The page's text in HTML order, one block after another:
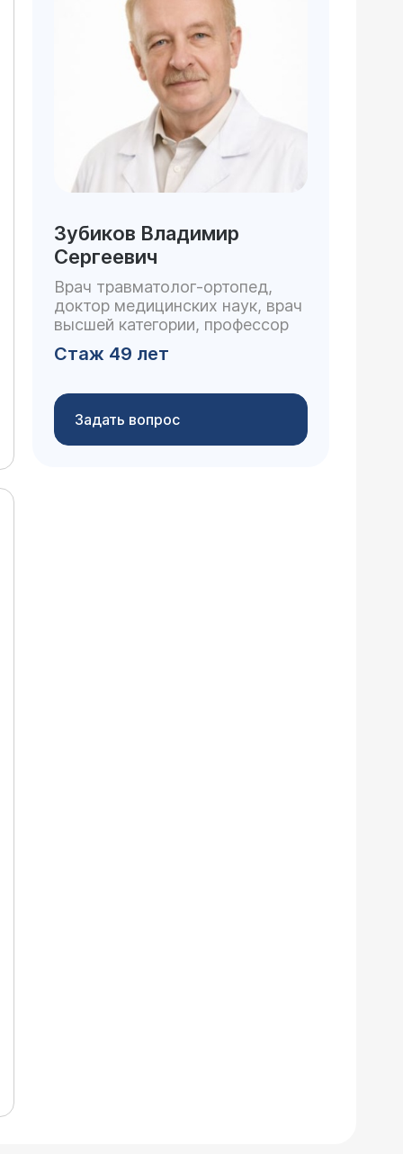
Зубиков Владимир
Сергеевич
Врач травматолог-ортопед,
доктор медицинских наук, врач
высшей категории, профессор
Стаж 49 лет
Задать вопрос